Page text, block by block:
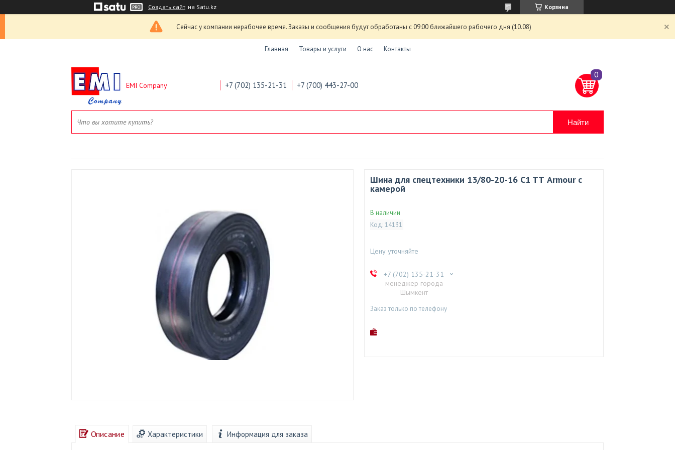
Создать сайт на Satu.kz Корзина
Сейчас у компании нерабочее время. Заказы и сообщения будут обработаны с 09:00 ближайшего рабочего дня (10.08)
Главная Товары и услуги О нас Контакты
EMI Company +7 (702) 135-21-31 +7 (700) 443-27-00
Найти
Шина для спецтехники 13/80-20-16 C1 TТ Armour с
камерой
В наличии
Код:14131
Цену уточняйте
+7 (702) 135-21-31
менеджер города
Шымкент
Заказ только по телефону
Описание Характеристики Информация для заказа